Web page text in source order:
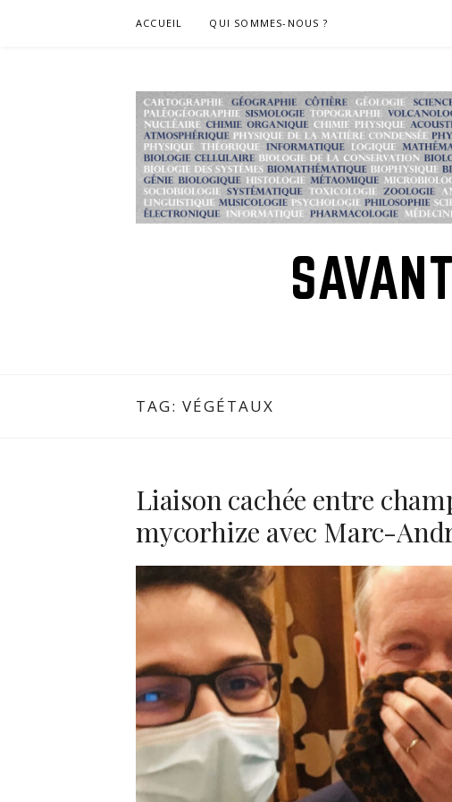
ACCUEIL QUI SOMMES-NOUS ?
TAG: VÉGÉTAUX
Liaison cachée entre
mycorhize avec Marc-